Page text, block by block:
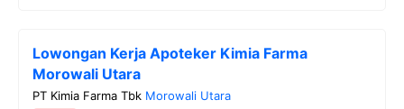
Lowongan Kerja Apoteker Kimia Farma
Morowali Utara
PT Kimia Farma Tbk Morowali Utara